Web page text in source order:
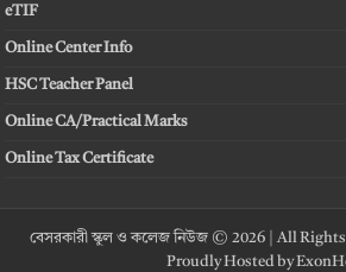
eTIF
Online Center Info
HSC Teacher Panel
Online CA/Practical Marks
Online Tax Certificate
বেসরকারী স্কুল ও কলেজ নিউজ © 2026 | All
Proudly Hosted by